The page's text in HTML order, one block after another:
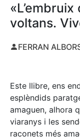
voltans.
FERRAN
Este llibre, ens
esplèndids
amaguen, alhora
viaranys i les
raconets més